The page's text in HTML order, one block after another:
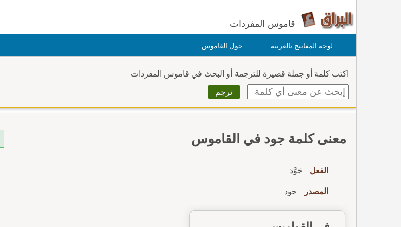
قاموس المفردات
لوحة المفاتيح بالعربية حول القاموس
اكتب كلمة أو جملة قصيرة للترجمة أو البحث في قاموس المفردات
معنى كلمة جود في القاموس
الفعل جَوَّدَ
المصدر جود